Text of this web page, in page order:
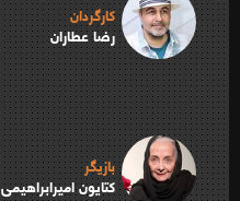
کارگردان
رضا عطاران
بازیگر
کتایون امیرابراهیمی